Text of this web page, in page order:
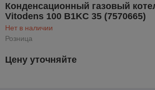
Конденсационный газовый
Vitodens 100 B1KC 35 (7570665)
Нет в наличии
Розница
Цену уточняйте